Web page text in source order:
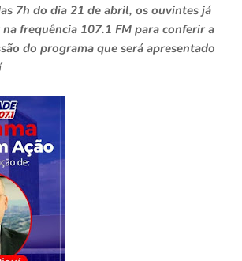
7h do dia 21 de abril, os ouvintes já
frequência 107.1 FM para conferir a
do programa que será apresentado